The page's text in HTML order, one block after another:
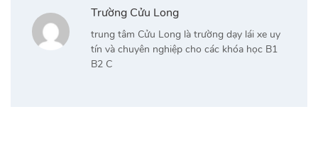
Trường Cửu Long
trung tâm Cửu Long là trường dạy lái xe uy
tín và chuyên nghiệp cho các khóa học B1
B2 C